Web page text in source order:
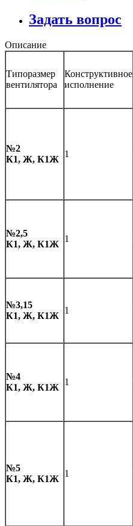
Задать вопрос
Описание
Типоразмер
вентилятора
Конструктивное
исполнение
№2
К1, Ж, К1Ж
1
№2,5
К1, Ж, К1Ж
1
№3,15
К1, Ж, К1Ж
1
№4
К1, Ж, К1Ж
1
№5
К1, Ж, К1Ж
1